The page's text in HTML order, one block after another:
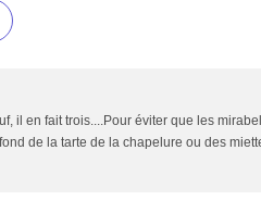
il en fait trois....Pour éviter que les
de la tarte de la chapelure ou des